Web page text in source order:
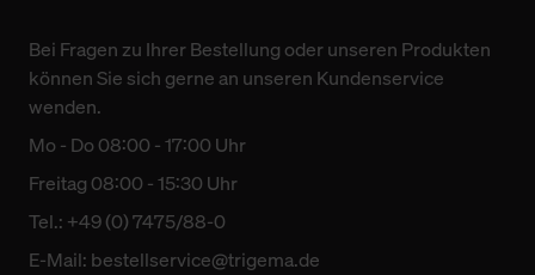
Bei Fragen zu Ihrer Bestellung oder unseren Produkten
können Sie sich gerne an unseren Kundenservice
wenden.
Mo - Do 08:00 - 17:00 Uhr
Freitag 08:00 - 15:30 Uhr
Tel.: +49 (0) 7475/88-0
E-Mail: bestellservice@trigema.de